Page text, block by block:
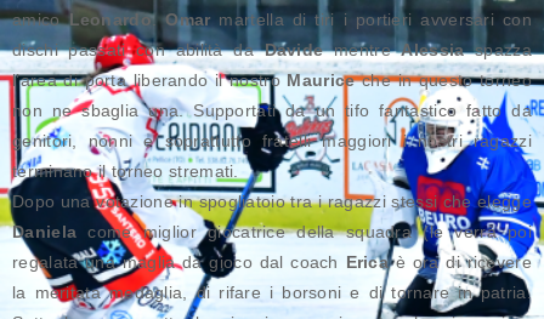
amicoLeonardo.Omar martella di tiri i portieri avversari con
dischi passati con abilità daDavidementreAlessiaspazza
l’area di porta liberando il nostroMauriceche in questo torneo
non ne sbaglia una. Supportati da un tifo fantastico fatto da
genitori, nonni e soprattutto fratelli maggiori i nostri ragazzi
terminano il torneo stremati.
Dopo una votazione in spogliatoio tra i ragazzi stessi che elegge
Daniela come miglior giocatrice della squadra (le verrà poi
regalata una maglia da gioco dal coach Ericaè ora di ricevere
la meritata medaglia, di rifare i borsoni e di tornare in patria.